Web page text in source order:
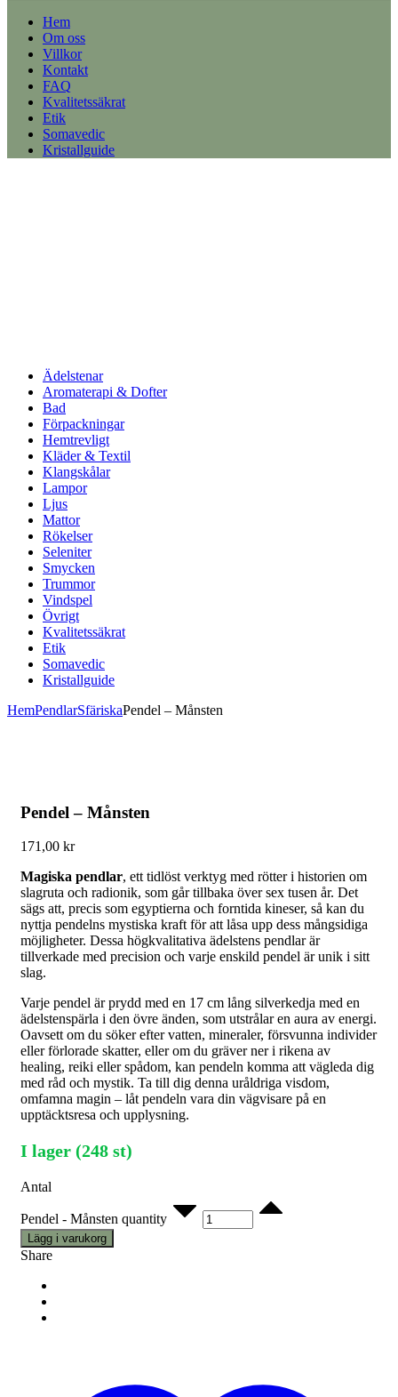
Hem
Om oss
Villkor
Kontakt
FAQ
Kvalitetssäkrat
Etik
Somavedic
Kristallguide
Ädelstenar
Aromaterapi & Dofter
Bad
Förpackningar
Hemtrevligt
Kläder & Textil
Klangskålar
Lampor
Ljus
Mattor
Rökelser
Seleniter
Smycken
Trummor
Vindspel
Övrigt
Kvalitetssäkrat
Etik
Somavedic
Kristallguide
HemPendlarSfäriskaPendel – Månsten
Pendel – Månsten
171,00 kr
Magiska pendlar, ett tidlöst verktyg med rötter i historien om
slagruta och radionik, som går tillbaka över sex tusen år. Det
sägs att, precis som egyptierna och forntida kineser, så kan du
nyttja pendelns mystiska kraft för att låsa upp dess mångsidiga
möjligheter. Dessa högkvalitativa ädelstens pendlar är
tillverkade med precision och varje enskild pendel är unik i sitt
slag.
Varje pendel är prydd med en 17 cm lång silverkedja med en
ädelstenspärla i den övre änden, som utstrålar en aura av energi.
Oavsett om du söker efter vatten, mineraler, försvunna individer
eller förlorade skatter, eller om du gräver ner i rikena av
healing, reiki eller spådom, kan pendeln komma att vägleda dig
med råd och mystik. Ta till dig denna uråldriga visdom,
omfamna magin – låt pendeln vara din vägvisare på en
upptäcktsresa och upplysning.
I lager (248 st)
Antal
Pendel - Månsten quantity
Lägg i varukorg
Share